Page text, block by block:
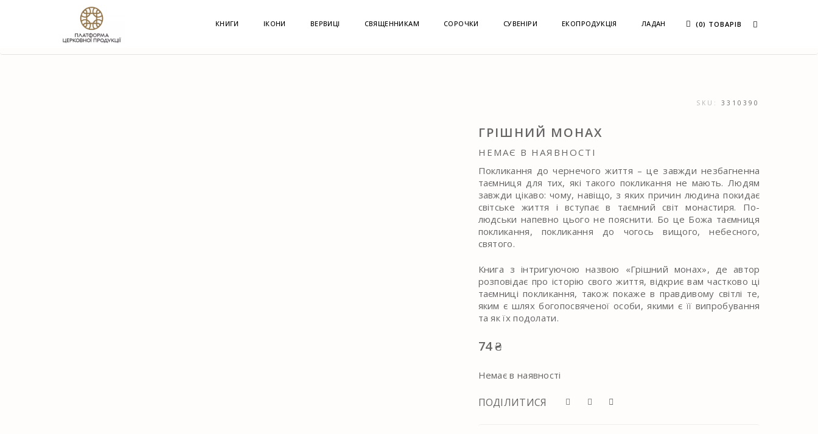
КНИГИ ІКОНИ ВЕРВИЦІ СВЯЩЕННИКАМ СОРОЧКИ СУВЕНІРИ ЕКОПРОДУКЦІЯ ЛАДАН
(0) ТОВАРІВ
HOME
КРАМНИЦЯ
SKU:3310390
ГРІШНИЙ МОНАХ
НЕМАЄ В НАЯВНОСТІ
Покликання до чернечого життя – це завжди незбагненна
таємниця для тих, які такого покликання не мають. Людям
завжди цікаво: чому, навіщо, з яких причин людина покидає
світське життя і вступає в таємний світ монастиря. По-
людськи напевно цього не пояснити. Бо це Божа таємниця
покликання, покликання до чогось вищого, небесного,
святого.
Книга з інтригуючою назвою «Грішний монах», де автор
розповідає про історію свого життя, відкриє вам частково ці
таємниці покликання, також покаже в правдивому світлі те,
яким є шлях богопосвяченої особи, якими є її випробування
та як їх подолати.
74₴
Немає в наявності
ПОДІЛИТИСЯ